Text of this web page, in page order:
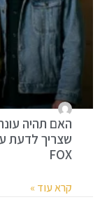
שצריך לדעת
FOX
קרא עוד »